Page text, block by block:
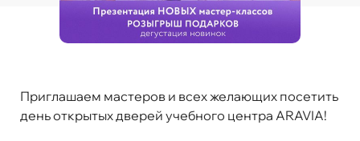
Приглашаем мастеров и всех желающих посетить
день открытых дверей учебного центра ARAVIA!